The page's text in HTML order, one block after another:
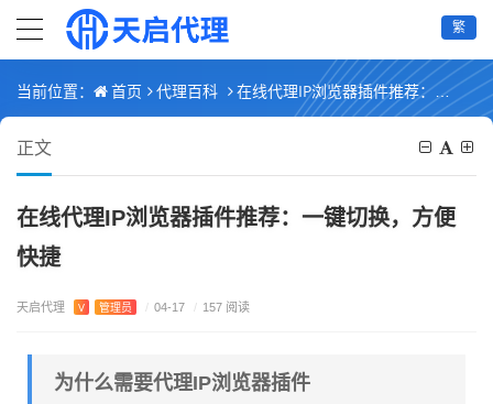
繁
当前位置： 首页 代理百科 在线代理IP浏览器插件推荐：一键切换，方便快捷
正文
在线代理IP浏览器插件推荐：一键切换，方便
快捷
天启代理 V 管理员 / 04-17 / 157 阅读
为什么需要代理IP浏览器插件